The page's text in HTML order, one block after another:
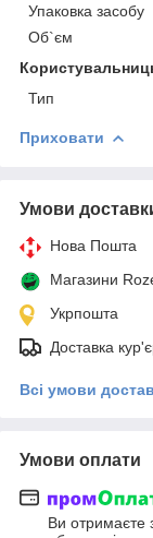
Упаковка засобу
Об`єм
Тип
Приховати
Умови
Нова Пошта
Магазини
Укрпошта
Доставка
Всі умови
Умови оплати
Ви отримаєте